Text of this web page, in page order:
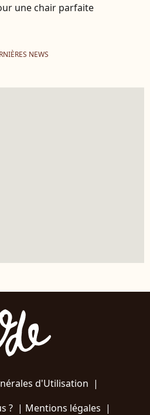
une chair parfaite
NEWS
d'Utilisation |
?| Mentions légales |